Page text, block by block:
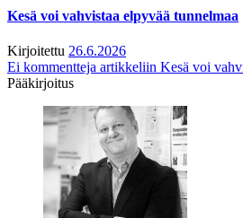
Kesä voi vahvistaa elpyvää tunnelmaa
Kirjoitettu 26.6.2026
Ei kommentteja artikkeliin Kesä voi
Pääkirjoitus